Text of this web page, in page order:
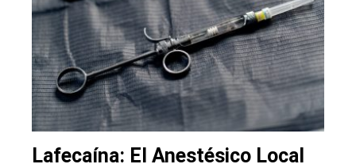
Lafecaína: El Anestésico Local